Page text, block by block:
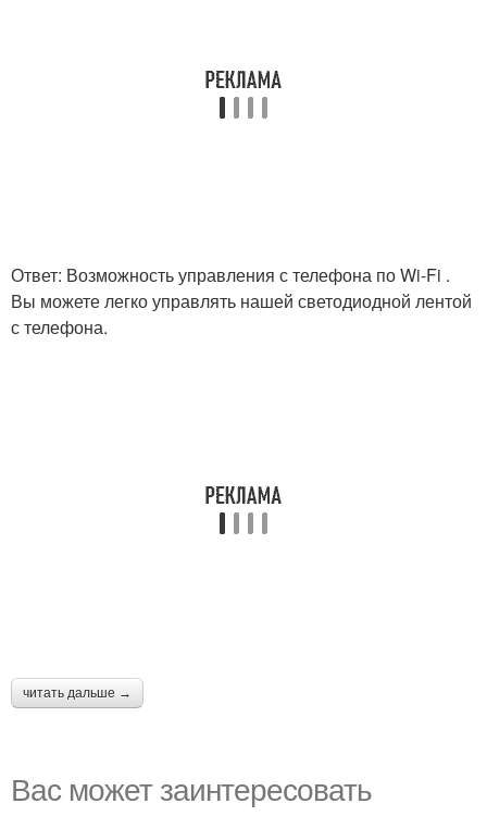
Ответ: Возможность управления с телефона по Wi-Fi .
Вы можете легко управлять нашей светодиодной лентой
с телефона.
читать дальше →
Вас может заинтересовать